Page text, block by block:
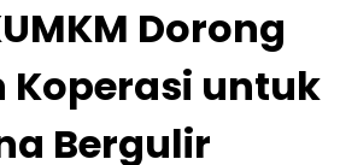
Dorong
Koperasi untuk
Bergulir